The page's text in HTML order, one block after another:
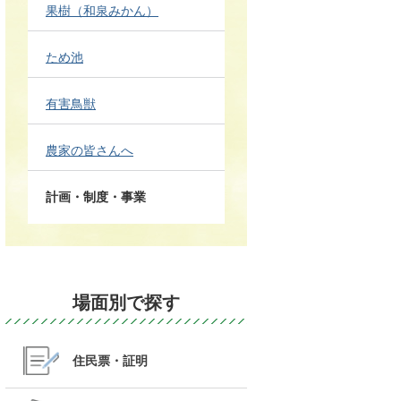
果樹（和泉みかん）
ため池
有害鳥獣
農家の皆さんへ
計画・制度・事業
場面別で探す
住民票・証明